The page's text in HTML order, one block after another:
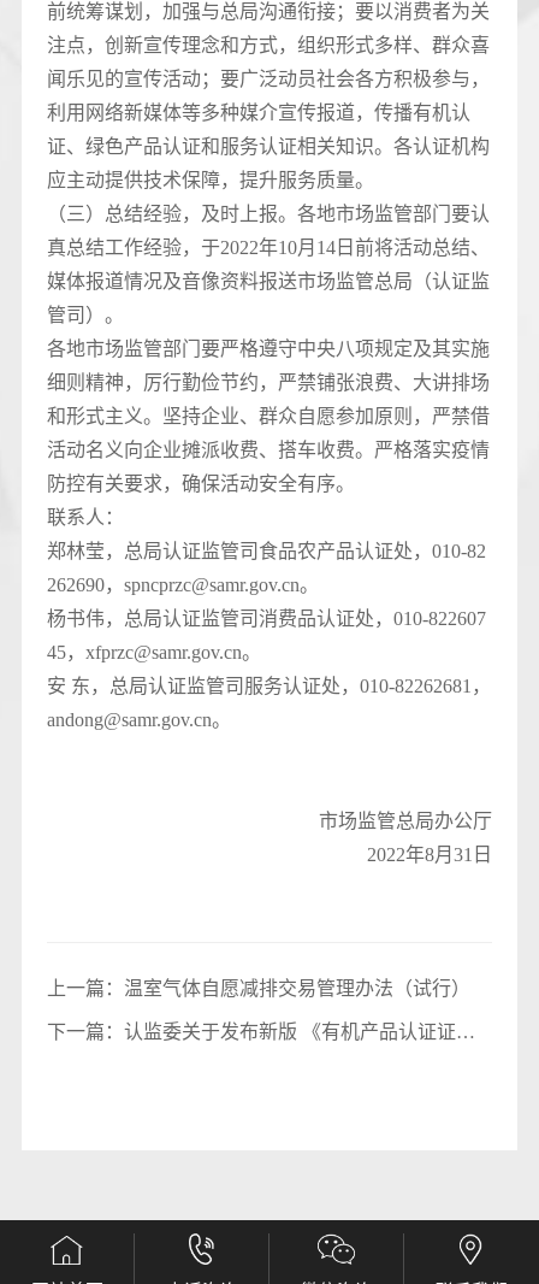
前统筹谋划，加强与总局沟通衔接；要以消费者为关
注点，创新宣传理念和方式，组织形式多样、群众喜
闻乐见的宣传活动；要广泛动员社会各方积极参与，
利用网络新媒体等多种媒介宣传报道，传播有机认
证、绿色产品认证和服务认证相关知识。各认证机构
应主动提供技术保障，提升服务质量。
（三）总结经验，及时上报。各地市场监管部门要认
真总结工作经验，于2022年10月14日前将活动总结、
媒体报道情况及音像资料报送市场监管总局（认证监
管司）。
各地市场监管部门要严格遵守中央八项规定及其实施
细则精神，厉行勤俭节约，严禁铺张浪费、大讲排场
和形式主义。坚持企业、群众自愿参加原则，严禁借
活动名义向企业摊派收费、搭车收费。严格落实疫情
防控有关要求，确保活动安全有序。
联系人：
郑林莹，总局认证监管司食品农产品认证处，010-82
262690，spncprzc@samr.gov.cn。
杨书伟，总局认证监管司消费品认证处，010-822607
45，xfprzc@samr.gov.cn。
安 东，总局认证监管司服务认证处，010-82262681，
andong@samr.gov.cn。
市场监管总局办公厅
2022年8月31日
上一篇： ​温室气体自愿减排交易管理办法（试行）
下一篇： 认监委关于发布新版 《有机产品认证证书